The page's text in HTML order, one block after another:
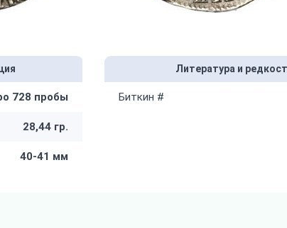
728 пробы
28,44 гр.
40-41 мм
Литература и
Биткин #